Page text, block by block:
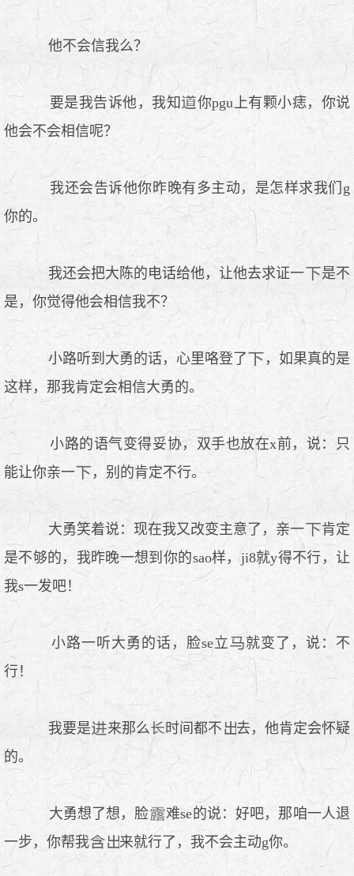
他不会信我么？
要是我告诉他，我知
你pgu上有颗小痣，你说
他会不会相信呢？
我还会告诉他你昨晚有多主动，是怎样求我们g
你的。
我还会把大陈的电话给他，让他去求证一
是不
是，你觉得他会相信我不？
小路听到大勇的话，心里咯登了
，如果真的是
这样，那我肯定会相信大勇的。
小路的语气变得妥协，双手也放在x前，说：只
能让你亲一
，别的肯定不行。
大勇笑着说：现在我又改变主意了，亲一
肯定
是不够的，我昨晚一想到你的sao样，ji8就y得不行，让
我s一发吧！
小路一听大勇的话，脸se立
就变了，说：不
行！
我要是 来那么 时间都不
去，他肯定会怀疑
的。
大勇想了想，脸
难se的说：好吧，那咱一人退
一步，你帮我
来就行了，我不会主动g你。